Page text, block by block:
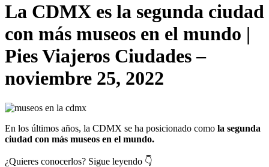
La CDMX es la segunda ciudad
con más museos en el mundo |
Pies Viajeros Ciudades–
noviembre 25, 2022
En los últimos años, la CDMX se ha posicionado como la segunda
ciudad con más museos en el mundo.
¿Quieres conocerlos? Sigue leyendo 👇